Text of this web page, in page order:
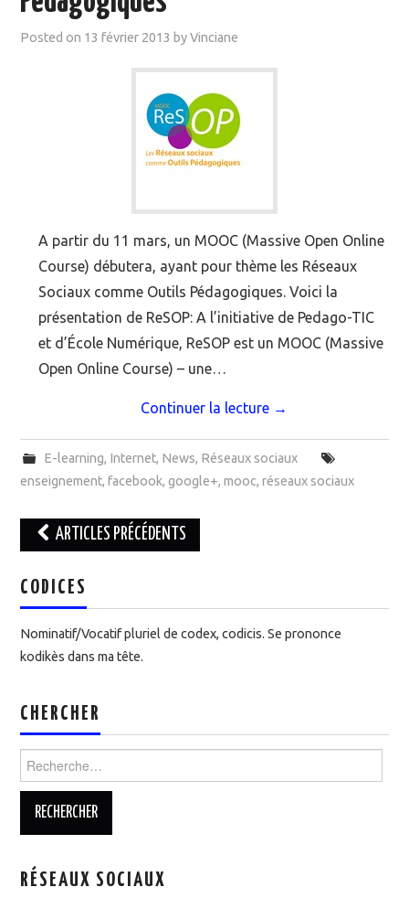
Posted on 13 février 2013 byVinciane
A partir du 11 mars, un MOOC (Massive Open Online
Course) débutera, ayant pour thème les Réseaux
Sociaux comme Outils Pédagogiques. Voici la
présentation de ReSOP: A l’initiative de Pedago-TIC
et d’École Numérique, ReSOP est un MOOC (Massive
Open Online Course) – une…
Continuer la lecture →
E-learning, Internet, News, Réseaux sociaux
enseignement,facebook,google+,mooc,réseaux sociaux
ARTICLES PRÉCÉDENTS
CODICES
Nominatif/Vocatif pluriel de codex, codicis. Se prononce
kodikès dans ma tête.
CHERCHER
Rechercher :
RÉSEAUX SOCIAUX